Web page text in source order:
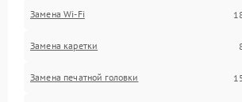
Замена Wi-Fi
Замена каретки
Замена печатной головки